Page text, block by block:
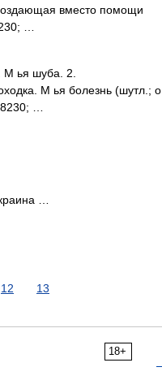
вместо помощи
…
ья шуба. 2.
М ья болезнь (шутл.; о
…
…
12 13
18+